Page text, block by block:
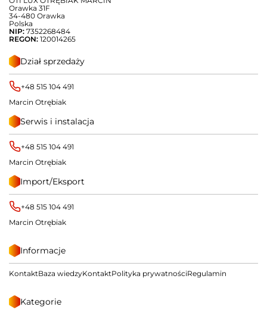
Orawka 31F
34-480 Orawka
Polska
NIP: 7352268484
REGON: 120014265
Dział sprzedaży
+48 515 104 491
Marcin Otrębiak
Serwis i instalacja
+48 515 104 491
Marcin Otrębiak
Import/Eksport
+48 515 104 491
Marcin Otrębiak
Informacje
KontaktBaza wiedzyKontaktPolityka prywatnościRegulamin
Kategorie